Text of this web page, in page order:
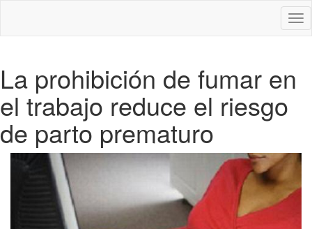
La prohibición de fumar en
el trabajo reduce el riesgo
de parto prematuro